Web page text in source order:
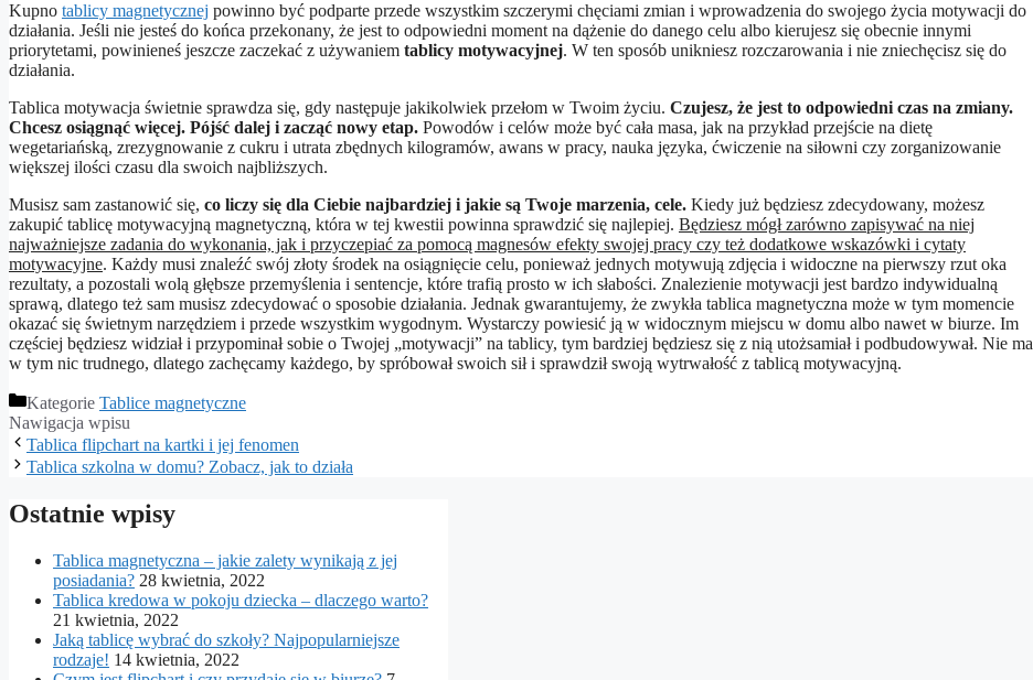
Kupno tablicy magnetycznej powinno być podparte przede wszystkim szczerymi chęciami zmian i wprowadzenia do swojego życia motywacji do
działania. Jeśli nie jesteś do końca przekonany, że jest to odpowiedni moment na dążenie do danego celu albo kierujesz się obecnie innymi
priorytetami, powinieneś jeszcze zaczekać z używaniem tablicy motywacyjnej. W ten sposób unikniesz rozczarowania i nie zniechęcisz się do
działania.
Tablica motywacja świetnie sprawdza się, gdy następuje jakikolwiek przełom w Twoim życiu. Czujesz, że jest to odpowiedni czas na zmiany.
Chcesz osiągnąć więcej. Pójść dalej i zacząć nowy etap. Powodów i celów może być cała masa, jak na przykład przejście na dietę
wegetariańską, zrezygnowanie z cukru i utrata zbędnych kilogramów, awans w pracy, nauka języka, ćwiczenie na siłowni czy zorganizowanie
większej ilości czasu dla swoich najbliższych.
Musisz sam zastanowić się, co liczy się dla Ciebie najbardziej i jakie są Twoje marzenia, cele. Kiedy już będziesz zdecydowany, możesz
zakupić tablicę motywacyjną magnetyczną, która w tej kwestii powinna sprawdzić się najlepiej. Będziesz mógł zarówno zapisywać na niej
najważniejsze zadania do wykonania, jak i przyczepiać za pomocą magnesów efekty swojej pracy czy też dodatkowe wskazówki i cytaty
motywacyjne. Każdy musi znaleźć swój złoty środek na osiągnięcie celu, ponieważ jednych motywują zdjęcia i widoczne na pierwszy rzut oka
rezultaty, a pozostali wolą głębsze przemyślenia i sentencje, które trafią prosto w ich słabości. Znalezienie motywacji jest bardzo indywidualną
sprawą, dlatego też sam musisz zdecydować o sposobie działania. Jednak gwarantujemy, że zwykła tablica magnetyczna może w tym momencie
okazać się świetnym narzędziem i przede wszystkim wygodnym. Wystarczy powiesić ją w widocznym miejscu w domu albo nawet w biurze. Im
częściej będziesz widział i przypominał sobie o Twojej „motywacji” na tablicy, tym bardziej będziesz się z nią utożsamiał i podbudowywał. Nie ma
w tym nic trudnego, dlatego zachęcamy każdego, by spróbował swoich sił i sprawdził swoją wytrwałość z tablicą motywacyjną.
Kategorie Tablice magnetyczne
Nawigacja wpisu
Tablica flipchart na kartki i jej fenomen
Tablica szkolna w domu? Zobacz, jak to działa
Ostatnie wpisy
Tablica magnetyczna – jakie zalety wynikają z jej
posiadania? 28 kwietnia, 2022
Tablica kredowa w pokoju dziecka – dlaczego warto?
21 kwietnia, 2022
Jaką tablicę wybrać do szkoły? Najpopularniejsze
rodzaje! 14 kwietnia, 2022